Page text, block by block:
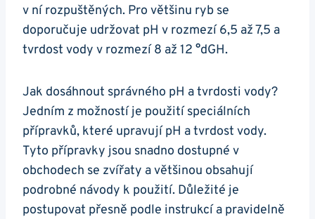
v ní​ rozpuštěných. Pro většinu ryb se
doporučuje udržovat ​pH v rozmezí 6,5 až 7,5 a
tvrdost vody v rozmezí 8 až 12 °dGH.
Jak dosáhnout⁢ správného⁤ pH a tvrdosti vody?‌
Jedním z ‍možností je použití speciálních
přípravků, které upravují pH⁢ a ⁣tvrdost vody.
Tyto přípravky jsou snadno dostupné ⁤v
obchodech se ‍zvířaty a‌ většinou obsahují
podrobné návody k použití. Důležité je
postupovat ‍přesně podle instrukcí a‌ pravidelně